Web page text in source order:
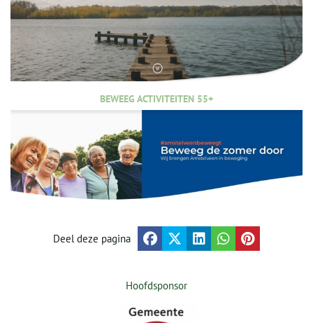
BEWEEG ACTIVITEITEN 55+
Deel deze pagina
Hoofdsponsor